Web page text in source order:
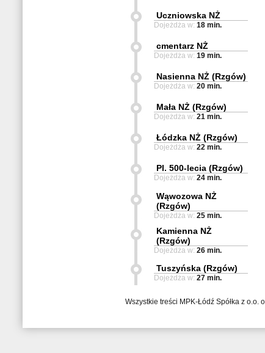
Uczniowska NŻ
Dojeżdża w: 18 min.
cmentarz NŻ
Dojeżdża w: 19 min.
Nasienna NŻ (Rzgów)
Dojeżdża w: 20 min.
Mała NŻ (Rzgów)
Dojeżdża w: 21 min.
Łódzka NŻ (Rzgów)
Dojeżdża w: 22 min.
Pl. 500-lecia (Rzgów)
Dojeżdża w: 24 min.
Wąwozowa NŻ
(Rzgów)
Dojeżdża w: 25 min.
Kamienna NŻ
(Rzgów)
Dojeżdża w: 26 min.
Tuszyńska (Rzgów)
Dojeżdża w: 27 min.
Wszystkie treści MPK-Łódź Spółka z